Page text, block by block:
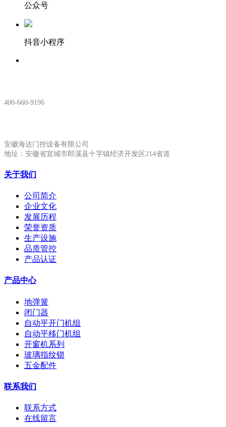
公众号
抖音小程序
400-660-9196
安徽海达门控设备有限公司
地址：安徽省宣城市郎溪县十字镇经济开发区214省道
关于我们
公司简介
企业文化
发展历程
荣誉资质
生产设施
品质管控
产品认证
产品中心
地弹簧
闭门器
自动平开门机组
自动平移门机组
开窗机系列
玻璃指纹锁
五金配件
联系我们
联系方式
在线留言